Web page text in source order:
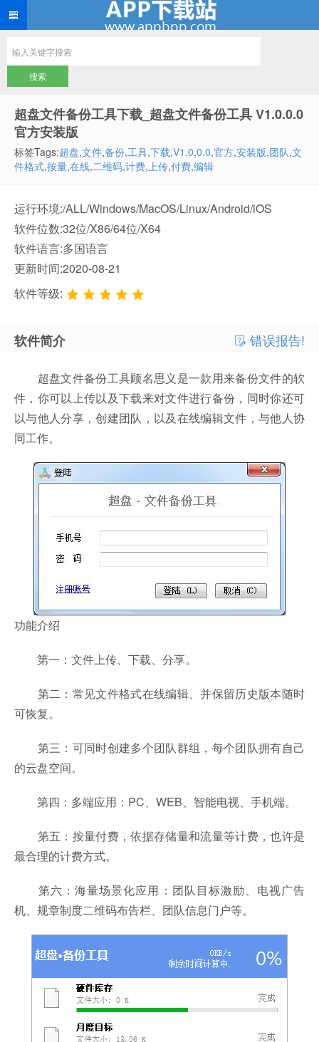
超盘文件备份工具下载_超盘文件备份工具 V1.0.0.0
官方安装版
标签Tags:超盘,文件,备份,工具,下载,V1.0,0.0,官方,安装版,团队,文
件格式,按量,在线,二维码,计费,上传,付费,编辑
运行环境:/ALL/Windows/MacOS/Linux/Android/iOS
软件位数:32位/X86/64位/X64
软件语言:多国语言
更新时间:2020-08-21
软件等级:
软件简介 错误报告!
超盘文件备份工具顾名思义是一款用来备份文件的软
件，你可以上传以及下载来对文件进行备份，同时你还可
以与他人分享，创建团队，以及在线编辑文件，与他人协
同工作。
功能介绍
第一：文件上传、下载、分享。
第二：常见文件格式在线编辑、并保留历史版本随时
可恢复。
第三：可同时创建多个团队群组，每个团队拥有自己
的云盘空间。
第四：多端应用：PC、WEB、智能电视、手机端。
第五：按量付费，依据存储量和流量等计费，也许是
最合理的计费方式。
第六：海量场景化应用：团队目标激励、电视广告
机、规章制度二维码布告栏、团队信息门户等。